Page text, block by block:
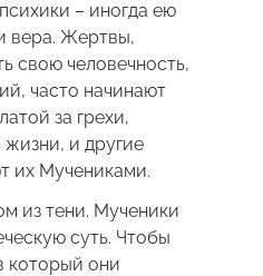
– иногда ею
вера. Жертвы,
свою человечность,
часто начинают
за грехи,
и другие
их Мучениками.
из тени. Мученики
суть. Чтобы
который они